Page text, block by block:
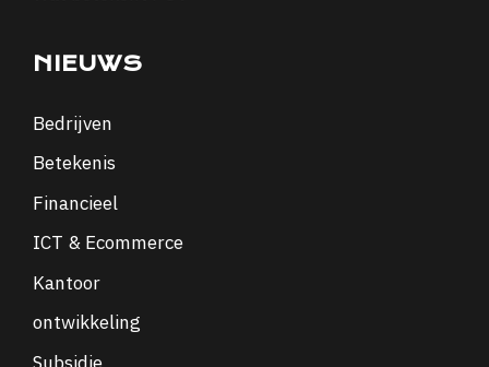
NIEUWS
Bedrijven
Betekenis
Financieel
ICT & Ecommerce
Kantoor
ontwikkeling